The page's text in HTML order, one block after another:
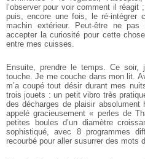
l’observer pour voir comment il réagit
puis, encore une fois, le ré-intégrer
machin extérieur. Peut-être ne
accepter la curiosité pour cette
entre mes cuisses.
Ensuite, prendre le temps. Ce
touche. Je me couche dans mon lit.
m’a coupé tout désir durant mes
trois jouets : un petit vibro très
des décharges de plaisir absolument
appelé gracieusement « perles de
petites boules d’un diamètre
sophistiqué, avec 8 programmes
recourbé pour aller susurrer des mots